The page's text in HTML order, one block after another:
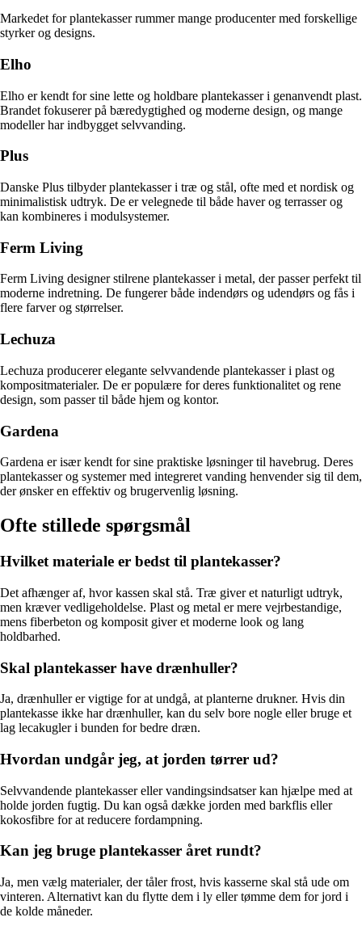
Markedet for plantekasser rummer mange producenter med forskellige
styrker og designs.
Elho
Elho er kendt for sine lette og holdbare plantekasser i genanvendt plast.
Brandet fokuserer på bæredygtighed og moderne design, og mange
modeller har indbygget selvvanding.
Plus
Danske Plus tilbyder plantekasser i træ og stål, ofte med et nordisk og
minimalistisk udtryk. De er velegnede til både haver og terrasser og
kan kombineres i modulsystemer.
Ferm Living
Ferm Living designer stilrene plantekasser i metal, der passer perfekt til
moderne indretning. De fungerer både indendørs og udendørs og fås i
flere farver og størrelser.
Lechuza
Lechuza producerer elegante selvvandende plantekasser i plast og
kompositmaterialer. De er populære for deres funktionalitet og rene
design, som passer til både hjem og kontor.
Gardena
Gardena er især kendt for sine praktiske løsninger til havebrug. Deres
plantekasser og systemer med integreret vanding henvender sig til dem,
der ønsker en effektiv og brugervenlig løsning.
Ofte stillede spørgsmål
Hvilket materiale er bedst til plantekasser?
Det afhænger af, hvor kassen skal stå. Træ giver et naturligt udtryk,
men kræver vedligeholdelse. Plast og metal er mere vejrbestandige,
mens fiberbeton og komposit giver et moderne look og lang
holdbarhed.
Skal plantekasser have drænhuller?
Ja, drænhuller er vigtige for at undgå, at planterne drukner. Hvis din
plantekasse ikke har drænhuller, kan du selv bore nogle eller bruge et
lag lecakugler i bunden for bedre dræn.
Hvordan undgår jeg, at jorden tørrer ud?
Selvvandende plantekasser eller vandingsindsatser kan hjælpe med at
holde jorden fugtig. Du kan også dække jorden med barkflis eller
kokosfibre for at reducere fordampning.
Kan jeg bruge plantekasser året rundt?
Ja, men vælg materialer, der tåler frost, hvis kasserne skal stå ude om
vinteren. Alternativt kan du flytte dem i ly eller tømme dem for jord i
de kolde måneder.